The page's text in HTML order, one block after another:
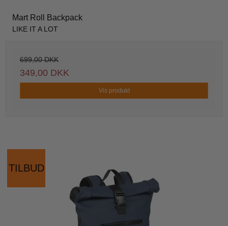
Mart Roll Backpack
LIKE IT A LOT
699,00 DKK
349,00 DKK
Vis produkt
TILBUD